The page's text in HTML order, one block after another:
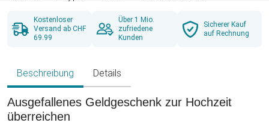
Kostenloser
Versand ab CHF
69.99
Über 1 Mio.
zufriedene
Kunden
Sicherer Kauf
auf Rechnung
Beschreibung Details
Ausgefallenes Geldgeschenk zur Hochzeit
überreichen